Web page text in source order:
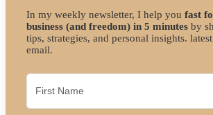
In my weekly newsletter, I help you fast
business (and freedom) in 5 minutes by
tips, strategies, and personal insights.
email.